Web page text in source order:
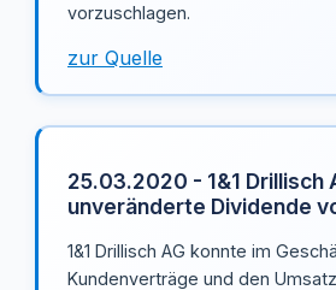
vorzuschlagen.
zur Quelle
25.03.2020 - 1&1 Drillisch
unveränderte Dividende
1&1 Drillisch AG konnte im
Kundenverträge und den